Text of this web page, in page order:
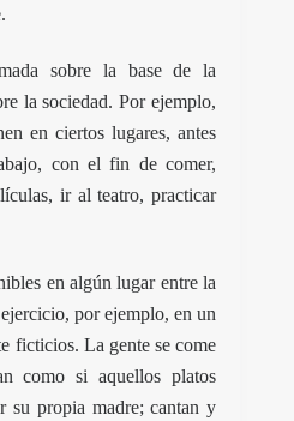
sobre la base de la
la sociedad. Por ejemplo,
en ciertos lugares, antes
con el fin de comer,
ir al teatro, practicar
en algún lugar entre la
por ejemplo, en un
ficticios. La gente se come
como si aquellos platos
su propia madre; cantan y